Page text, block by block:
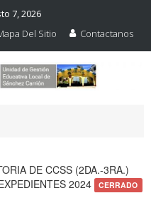
7, 2026
Del Sitio Contactanos
DE CCSS (2DA.-3RA.)
2024
CERRADO